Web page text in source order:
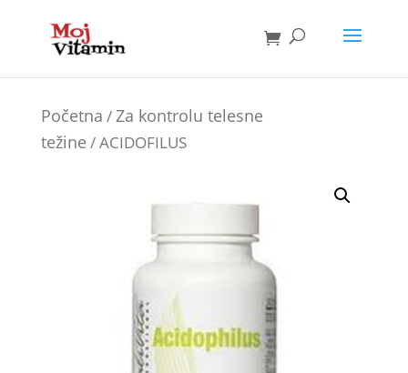
Početna /Za kontrolu telesne
težine / ACIDOFILUS